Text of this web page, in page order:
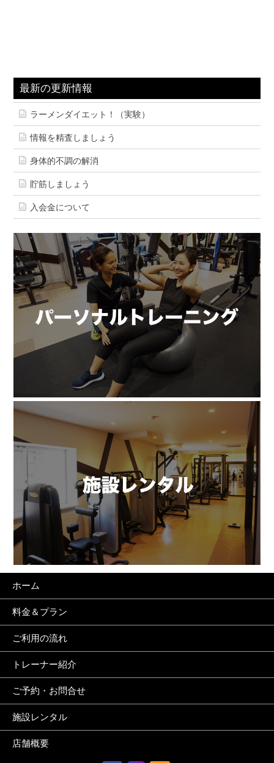
最新の更新情報
ラーメンダイエット！（実験）
情報を精査しましょう
身体的不調の解消
貯筋しましょう
入会金について
ホーム
料金＆プラン
ご利用の流れ
トレーナー紹介
ご予約・お問合せ
施設レンタル
店舗概要